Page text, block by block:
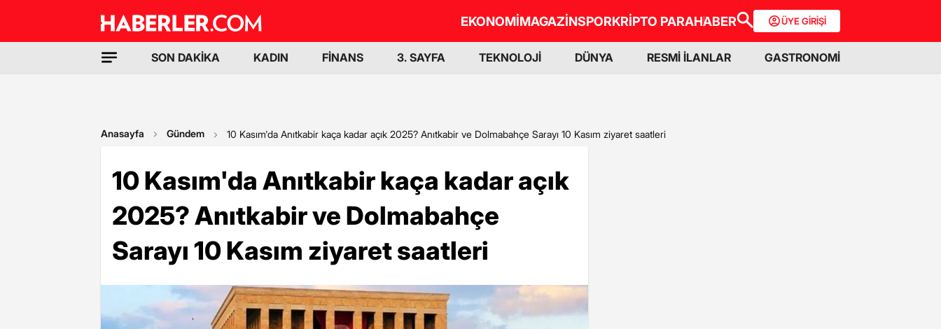
EKONOMİMAGAZİNSPORKRİPTO PARAHABER ÜYE GİRİŞİ
SON DAKİKA KADIN FİNANS 3. SAYFA TEKNOLOJİ DÜNYA RESMİ İLANLAR GASTRONOMİ
Anasayfa Gündem 10 Kasım'da Anıtkabir kaça kadar açık 2025? Anıtkabir ve Dolmabahçe Sarayı 10 Kasım ziyaret saatleri
10 Kasım'da Anıtkabir kaça kadar açık
2025? Anıtkabir ve Dolmabahçe
Sarayı 10 Kasım ziyaret saatleri